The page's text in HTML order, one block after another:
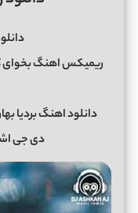
ریمیکس اهنگ بخوای
دانلود اهنگ بردیا
دی جی